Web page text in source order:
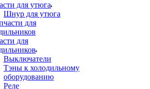
для утюга
Шнур для утюга
для
Выключатели
Тэны к холодильному
оборудованию
Реле